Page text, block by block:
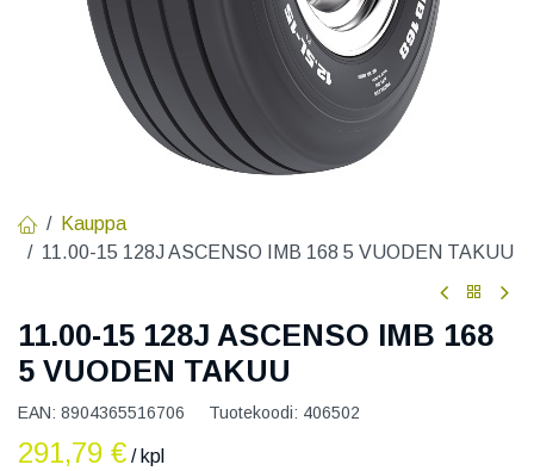
Kauppa
11.00-15 128J ASCENSO IMB 168 5 VUODEN TAKUU
11.00-15 128J ASCENSO IMB 168
5 VUODEN TAKUU
EAN: 8904365516706 Tuotekoodi: 406502
291,79 € / kpl